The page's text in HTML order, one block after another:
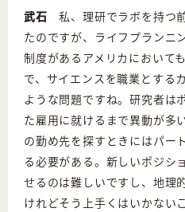
武石 私、理研でラボを持つ
たのですが、ライフプランニ
制度があるアメリカにおいて
で、サイエンスを職業とする
ような問題ですね。研究者は
た雇用に就けるまで異動が多
の勤め先を探すときにはパー
る必要がある。新しいポジシ
せるのは難しいですし、地理
けれどそう上手くはいかない